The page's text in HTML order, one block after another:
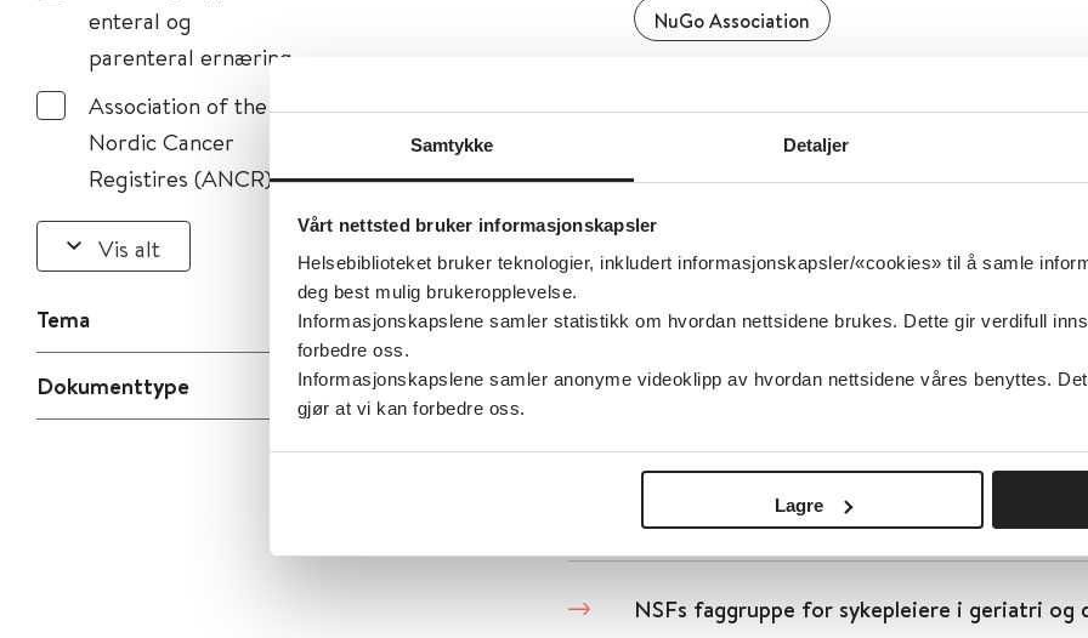
Samtykke Detaljer
Vårt nettsted bruker informasjonskapsler
Helsebiblioteket bruker teknologier, inkludert informasjonskapsler/«cookies» til å samle
deg best mulig brukeropplevelse.
Informasjonskapslene samler statistikk om hvordan nettsidene brukes. Dette gir verdifull
forbedre oss.
Informasjonskapslene samler anonyme videoklipp av hvordan nettsidene våres benyttes.
gjør at vi kan forbedre oss.
Lagre
enteral og
parenteral ernæring
Association of the
Nordic Cancer
Registires (ANCR)
Vis alt
Tema
Dokumenttype
NuGo Association
NSSF - Nasjonalt senter for
Universitetet i Oslo (UiO)
NSKE - Norsk Selskap for Klinisk Ernæring
Norsk Selskap for Klinisk Ernæring
NSFs faggruppe for sykepleiere i geriatri og